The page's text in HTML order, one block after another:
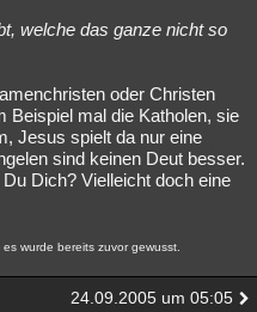
welche das ganze nicht so
oder Christen
Beispiel mal die Katholen, sie
Jesus spielt da nur eine
sind keinen Deut besser.
Dich? Vielleicht doch eine
wurde bereits zuvor gewusst.
24.09.2005 um 05:05